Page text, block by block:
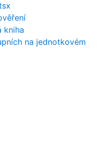
kniha
na jednotkovém